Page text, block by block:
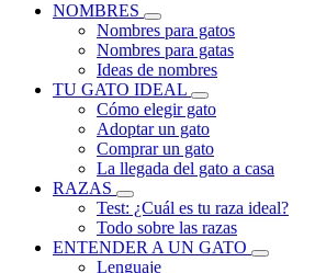
NOMBRES
Nombres para gatos
Nombres para gatas
Ideas de nombres
TU GATO IDEAL
Cómo elegir gato
Adoptar un gato
Comprar un gato
La llegada del gato a casa
RAZAS
Test: ¿Cuál es tu raza ideal?
Todo sobre las razas
ENTENDER A UN GATO
Lenguaje